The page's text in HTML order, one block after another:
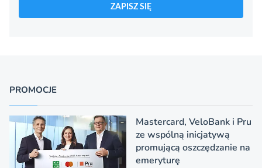
ZAPISZ SIĘ
PROMOCJE
Mastercard, VeloBank i Pru
ze wspólną inicjatywą
promującą oszczędzanie na
emeryturę